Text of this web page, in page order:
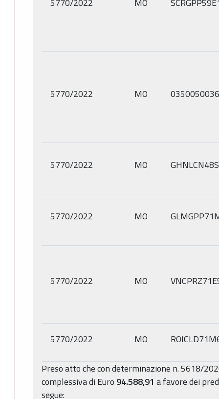
5770/2022 MO
5770/2022 MO
5770/2022 MO
5770/2022 MO
5770/2022 MO
5770/2022 MO
Preso atto che con determinazione n. 5618/
complessiva di Euro 94.588,91 a favore dei
segue: